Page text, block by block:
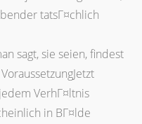
tatsГ¤chlich
sagt, sie seien, findest
VerhГ¤ltnis
in BГ¤lde